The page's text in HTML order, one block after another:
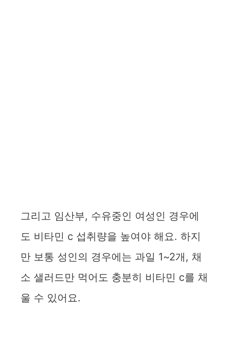
그리고 임산부, 수유중인 여성인 경우에
도 비타민 c 섭취량을 높여야 해요. 하지
만 보통 성인의 경우에는 과일 1~2개, 채
소 샐러드만 먹어도 충분히 비타민 c를 채
울 수 있어요.